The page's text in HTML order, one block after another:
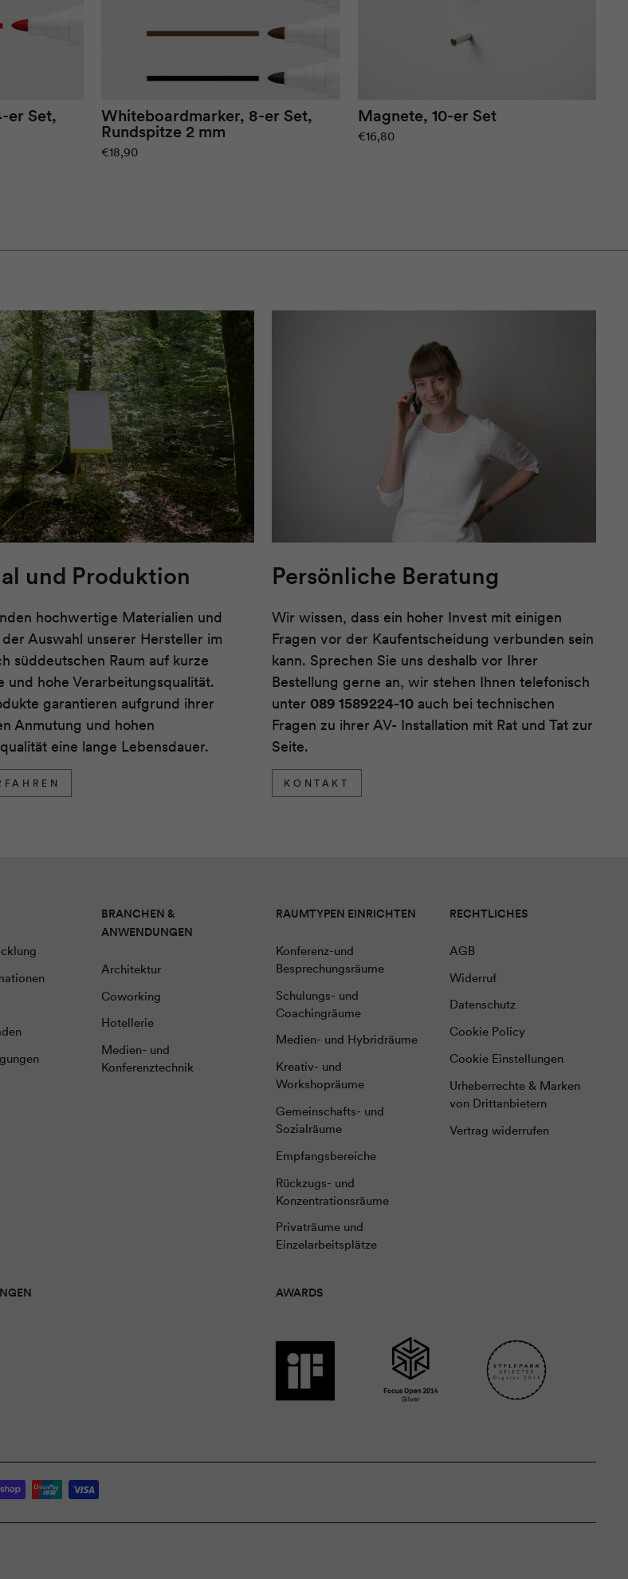
er Set, Whiteboardmarker, 8-er Set,
Rundspitze 2 mm
€18,90
Magnete, 10-er Set
€16,80
und Produktion
hochwertige Materialien und
Auswahl unserer Hersteller im
süddeutschen Raum auf kurze
und hohe Verarbeitungsqualität.
garantieren aufgrund ihrer
Anmutung und hohen
eine lange Lebensdauer.
Persönliche Beratung
Wir wissen, dass ein hoher Invest mit einigen
Fragen vor der Kaufentscheidung verbunden sein
kann. Sprechen Sie uns deshalb vor Ihrer
Bestellung gerne an, wir stehen Ihnen telefonisch
unter 089 1589224-10 auch bei technischen
Fragen zu ihrer AV- Installation mit Rat und Tat zur
Seite.
KONTAKT
BRANCHEN &
ANWENDUNGEN
Architektur
Coworking
Hotellerie
Medien- und
Konferenztechnik
RAUMTYPEN EINRICHTEN
Konferenz-und
Besprechungsräume
Schulungs- und
Coachingräume
Medien- und Hybridräume
Kreativ- und
Workshopräume
Gemeinschafts- und
Sozialräume
Empfangsbereiche
Rückzugs- und
Konzentrationsräume
Privaträume und
Einzelarbeitsplätze
RECHTLICHES
AGB
Widerruf
Datenschutz
Cookie Policy
Cookie Einstellungen
Urheberrechte & Marken
von Drittanbietern
Vertrag widerrufen
AWARDS